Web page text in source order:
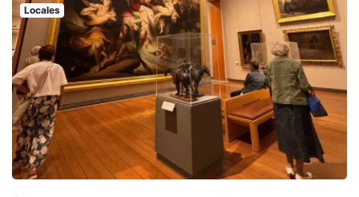
Locales